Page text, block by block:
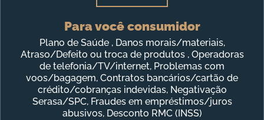
Para você consumidor
Plano de Saúde , Danos morais/materiais,
Atraso/Defeito ou troca de produtos , Operadoras
de telefonia/TV/internet, Problemas com
voos/bagagem, Contratos bancários/cartão de
crédito/cobranças indevidas, Negativação
Serasa/SPC, Fraudes em empréstimos/juros
abusivos, Desconto RMC (INSS)